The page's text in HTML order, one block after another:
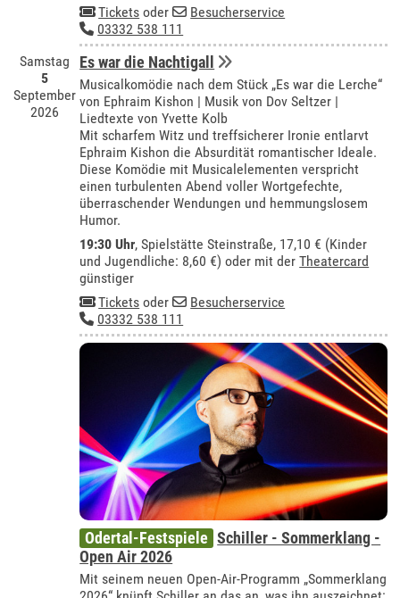
Tickets oder
Besucherservice
03332 538 111
Samstag
5
September
2026
Es war die Nachtigall
Musicalkomödie nach dem Stück „Es war die Lerche“
von Ephraim Kishon | Musik von Dov Seltzer |
Liedtexte von Yvette Kolb
Mit scharfem Witz und treffsicherer Ironie entlarvt
Ephraim Kishon die Absurdität romantischer Ideale.
Diese Komödie mit Musicalelementen verspricht
einen turbulenten Abend voller Wortgefechte,
überraschender Wendungen und hemmungslosem
Humor.
19:30 Uhr, Spielstätte Steinstraße, 17,10 € (Kinder
und Jugendliche: 8,60 €) oder mit derTheatercard
günstiger
Tickets oder
Besucherservice
03332 538 111
Odertal-Festspiele Schiller - Sommerklang -
Open Air 2026
Mit seinem neuen Open-Air-Programm „Sommerklang